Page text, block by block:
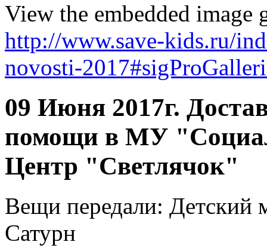
View the embedded image
http://www.save-kids.ru/
novosti-
09 Июня 2017г.
помощи в МУ
Центр "Светлячок"
Вещи передали: Детский
Сатурн